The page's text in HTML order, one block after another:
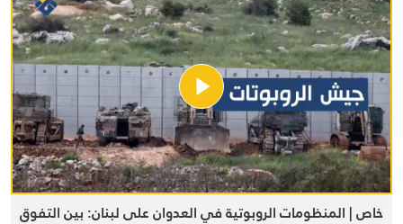
خاص | المنظومات الروبوتية في العدوان على لبنان: بين التفوق